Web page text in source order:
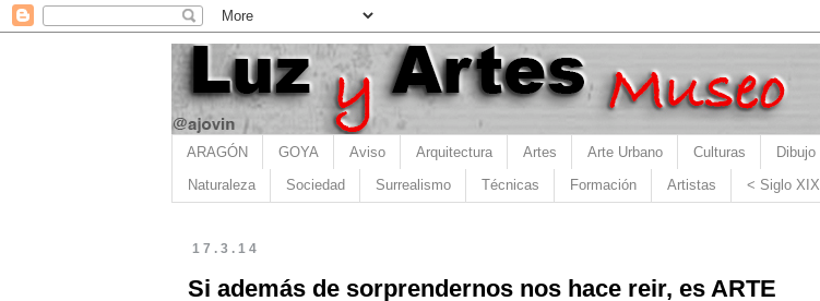
ARAGÓN GOYA Aviso Arquitectura Artes Arte Urbano Culturas Dibujo
Naturaleza Sociedad Surrealismo Técnicas Formación Artistas < Siglo XIX
17.3.14
Si además de sorprendernos nos hace reir, es ARTE